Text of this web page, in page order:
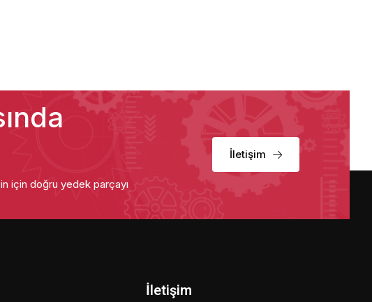
için doğru yedek parçayı
İletişim
İletişim